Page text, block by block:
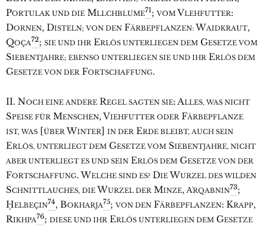
PORTULAK UND DIE MLLCHBLUME71; VOMVLEHFUTTER:
DORNEN, DISTELN; VON DEN FÄRBEPFLANZEN: WAIDKRAUT,
QOÇA72; SIE UND IHR ERLÖS UNTERLIEGEN DEM GESETZE VOM
SIEBENTJAHRE; EBENSO UNTERLIEGEN SIE UND IHR ERLÖS DEM
GESETZE VON DER FORTSCHAFFUNG.
II. NOCH EINE ANDERE REGEL SAGTEN SIE: ALLES, WAS NICHT
SPEISE FÜR MENSCHEN, VIEHFUTTER ODER FÄRBEPFLANZE
IST, WAS [ÜBER WINTER] IN DER ERDE BLEIBT, AUCH SEIN
ERLÖS, UNTERLIEGT DEM GESETZE VOM SIEBENTJAHRE, NICHT
ABER UNTERLIEGT ES UND SEIN ERLÖS DEM GESETZE VON DER
FORTSCHAFFUNG. WELCHE SIND ES? DIE WURZEL DES WILDEN
SCHNITTLAUCHES, DIE WURZEL DER MINZE, A͑RQABNIN73;
ḤELBEÇIN74, BOKHARJA75; VON DEN FÄRBEPFLANZEN: KRAPP,
RIKHPA76; DIESE UND IHR ERLÖS UNTERLIEGEN DEM GESETZE